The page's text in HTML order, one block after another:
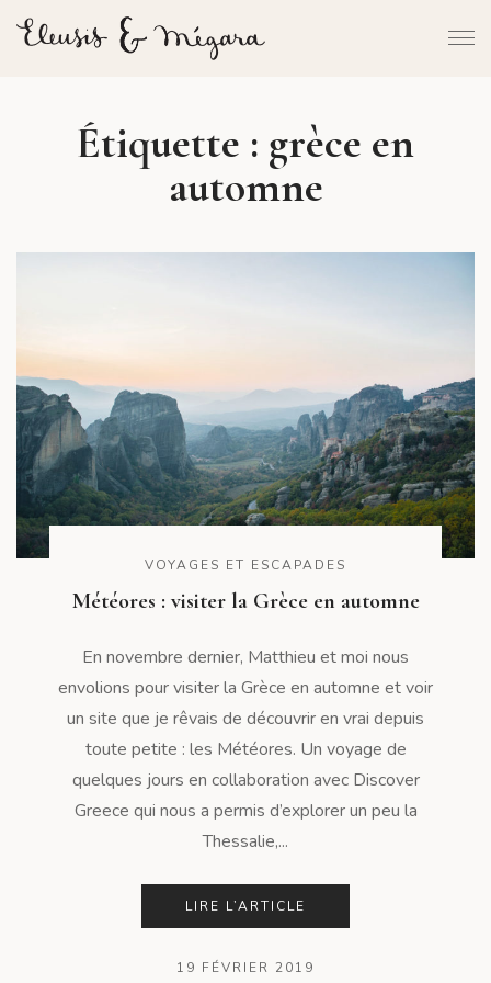
Étiquette : grèce en
automne
VOYAGES ET ESCAPADES
Météores : visiter la Grèce en automne
En novembre dernier, Matthieu et moi nous
envolions pour visiter la Grèce en automne et voir
un site que je rêvais de découvrir en vrai depuis
toute petite : les Météores. Un voyage de
quelques jours en collaboration avec Discover
Greece qui nous a permis d’explorer un peu la
Thessalie,...
LIRE L’ARTICLE
19 FÉVRIER 2019